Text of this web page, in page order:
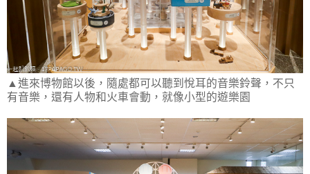
▲進來博物館以後，隨處都可以聽到悅耳的音樂鈴聲，不只
有音樂，還有人物和火車會動，就像小型的遊樂園